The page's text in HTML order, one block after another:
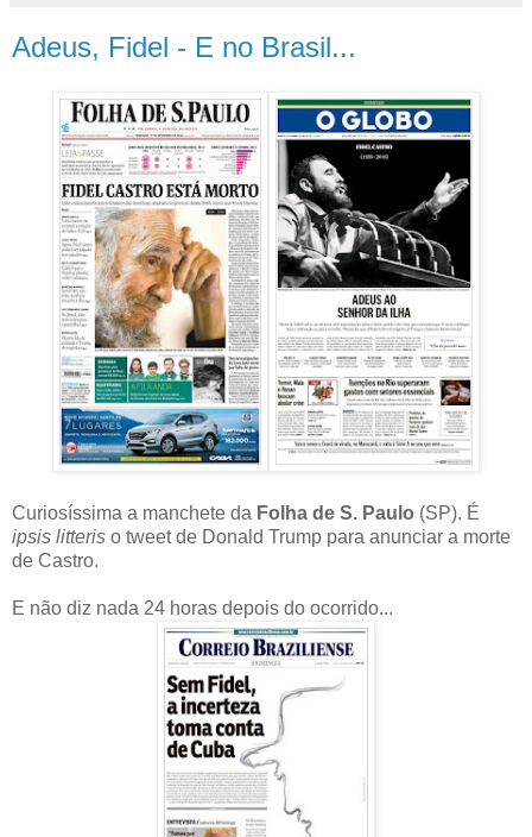
Adeus, Fidel - E no Brasil...
Curiosíssima a manchete da Folha de S. Paulo (SP). É
ipsis litteris o tweet de Donald Trump para anunciar a morte
de Castro.
E não diz nada 24 horas depois do ocorrido...